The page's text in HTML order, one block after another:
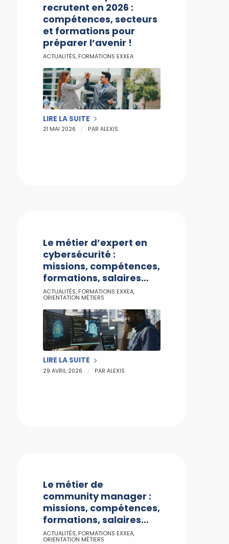
recrutent en 2026 :
compétences, secteurs
et formations pour
préparer l’avenir !
ACTUALITÉS, FORMATIONS EXXEA
LIRE LA SUITE
21 MAI 2026 / PAR ALEXIS
Le métier d’expert en
cybersécurité :
missions, compétences,
formations, salaires…
ACTUALITÉS, FORMATIONS EXXEA,
ORIENTATION MÉTIERS
LIRE LA SUITE
29 AVRIL 2026 / PAR ALEXIS
Le métier de
community manager :
missions, compétences,
formations, salaires…
ACTUALITÉS, FORMATIONS EXXEA,
ORIENTATION MÉTIERS